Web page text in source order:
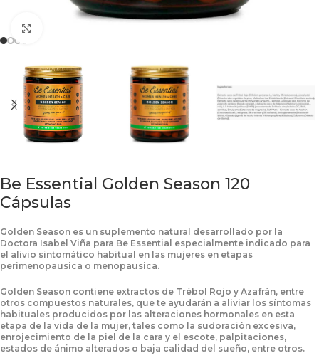
Be Essential Golden Season 120
Cápsulas
Golden Season es un suplemento natural desarrollado por la
Doctora Isabel Viña para Be Essential especialmente indicado para
el alivio sintomático habitual en las mujeres en etapas
perimenopausica o menopausica.
Golden Season contiene extractos de Trébol Rojo y Azafrán, entre
otros compuestos naturales, que te ayudarán a aliviar los síntomas
habituales producidos por las alteraciones hormonales en esta
etapa de la vida de la mujer, tales como la sudoración excesiva,
enrojecimiento de la piel de la cara y el escote, palpitaciones,
estados de ánimo alterados o baja calidad del sueño, entre otros.